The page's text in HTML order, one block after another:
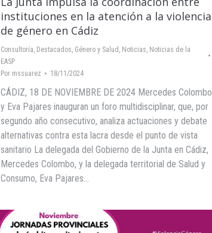
instituciones en la atención a la violencia
de género en Cádiz
Consultoría, Destacados, Género y Salud , Noticias, Noticias de la
EASP
Por mssuarez 18/11/2024
CÁDIZ, 18 DE NOVIEMBRE DE 2024 Mercedes Colombo
y Eva Pajares inauguran un foro multidisciplinar, que, por
segundo año consecutivo, analiza actuaciones y debate
alternativas contra esta lacra desde el punto de vista
sanitario La delegada del Gobierno de la Junta en Cádiz,
Mercedes Colombo, y la delegada territorial de Salud y
Consumo, Eva Pajares…